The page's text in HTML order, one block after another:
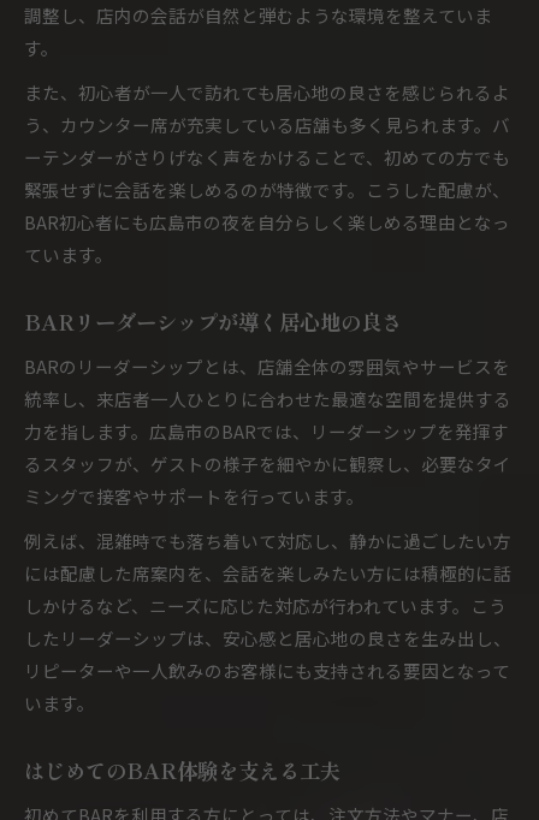
調整し、店内の会話が自然と弾むような環境を整えていま
す。
また、初心者が一人で訪れても居心地の良さを感じられるよ
う、カウンター席が充実している店舗も多く見られます。バ
ーテンダーがさりげなく声をかけることで、初めての方でも
緊張せずに会話を楽しめるのが特徴です。こうした配慮が、
BAR初心者にも広島市の夜を自分らしく楽しめる理由となっ
ています。
BARリーダーシップが導く居心地の良さ
BARのリーダーシップとは、店舗全体の雰囲気やサービスを
統率し、来店者一人ひとりに合わせた最適な空間を提供する
力を指します。広島市のBARでは、リーダーシップを発揮す
るスタッフが、ゲストの様子を細やかに観察し、必要なタイ
ミングで接客やサポートを行っています。
例えば、混雑時でも落ち着いて対応し、静かに過ごしたい方
には配慮した席案内を、会話を楽しみたい方には積極的に話
しかけるなど、ニーズに応じた対応が行われています。こう
したリーダーシップは、安心感と居心地の良さを生み出し、
リピーターや一人飲みのお客様にも支持される要因となって
います。
はじめてのBAR体験を支える工夫
初めてBARを利用する方にとっては、注文方法やマナー、店